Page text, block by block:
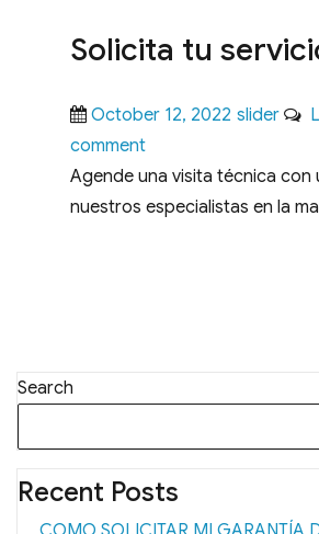
Solicita tu
Posted
on
October 12, 2022 slider
commenton
Solicita
tu
Agende una visita técnica con
nuestros especialistas en la
Search
Recent Posts